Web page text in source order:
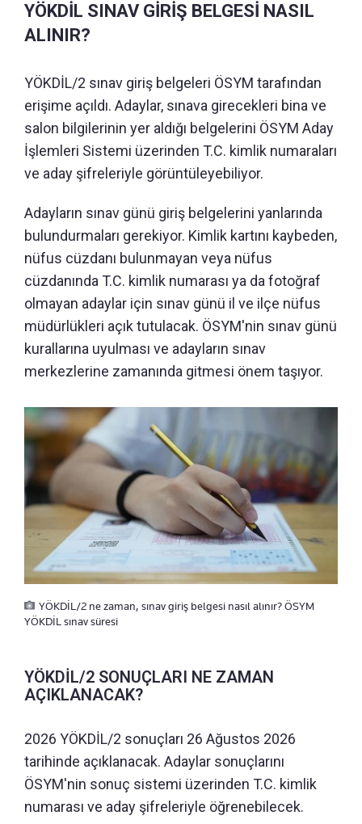
YÖKDİL SINAV GİRİŞ BELGESİ NASIL
ALINIR?
YÖKDİL/2 sınav giriş belgeleri ÖSYM tarafından
erişime açıldı. Adaylar, sınava girecekleri bina ve
salon bilgilerinin yer aldığı belgelerini ÖSYM Aday
İşlemleri Sistemi üzerinden T.C. kimlik numaraları
ve aday şifreleriyle görüntüleyebiliyor.
Adayların sınav günü giriş belgelerini yanlarında
bulundurmaları gerekiyor. Kimlik kartını kaybeden,
nüfus cüzdanı bulunmayan veya nüfus
cüzdanında T.C. kimlik numarası ya da fotoğraf
olmayan adaylar için sınav günü il ve ilçe nüfus
müdürlükleri açık tutulacak. ÖSYM'nin sınav günü
kurallarına uyulması ve adayların sınav
merkezlerine zamanında gitmesi önem taşıyor.
YÖKDİL/2 ne zaman, sınav giriş belgesi nasıl alınır? ÖSYM
YÖKDİL sınav süresi
YÖKDİL/2 SONUÇLARI NE ZAMAN
AÇIKLANACAK?
2026 YÖKDİL/2 sonuçları 26 Ağustos 2026
tarihinde açıklanacak. Adaylar sonuçlarını
ÖSYM'nin sonuç sistemi üzerinden T.C. kimlik
numarası ve aday şifreleriyle öğrenebilecek.